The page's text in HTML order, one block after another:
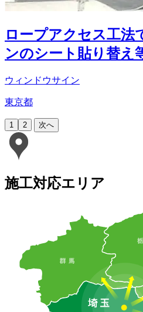
ロープアクセス工法
ンのシート貼り替え
ウィンドウサイン
東京都
1 2 次へ
施工対応エリア